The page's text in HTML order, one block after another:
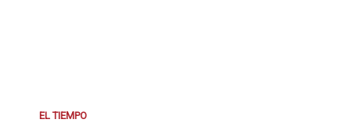
EL TIEMPO